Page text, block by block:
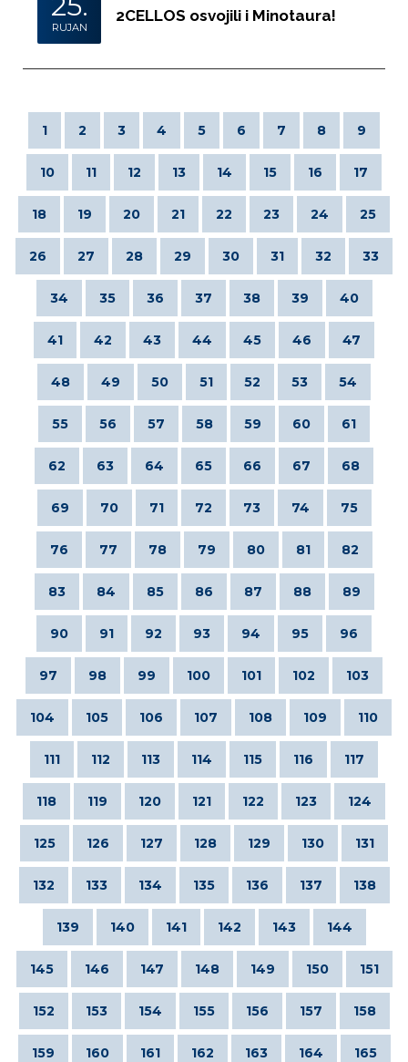
RUJAN
2CELLOS osvojili i Minotaura!
1 2 3 4 5 6 7 8 9
10 11 12 13 14 15 16 17
18 19 20 21 22 23 24 25
26 27 28 29 30 31 32 33
34 35 36 37 38 39 40
41 42 43 44 45 46 47
48 49 50 51 52 53 54
55 56 57 58 59 60 61
62 63 64 65 66 67 68
69 70 71 72 73 74 75
76 77 78 79 80 81 82
83 84 85 86 87 88 89
90 91 92 93 94 95 96
97 98 99 100 101 102 103
104 105 106 107 108 109 110
111 112 113 114 115 116 117
118 119 120 121 122 123 124
125 126 127 128 129 130 131
132 133 134 135 136 137 138
139 140 141 142 143 144
145 146 147 148 149 150 151
152 153 154 155 156 157 158
159 160 161 162 163 164 165